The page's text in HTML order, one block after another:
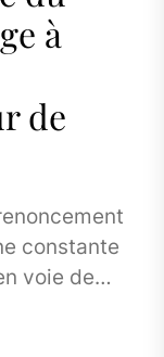
à
de
constante
voie de